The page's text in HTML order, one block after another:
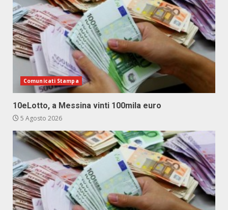
Comunicati Stampa
10eLotto, a Messina vinti 100mila euro
5 Agosto 2026